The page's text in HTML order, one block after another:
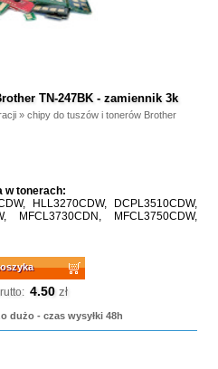
TN-247BK - zamiennik 3k
»chipy do tuszów i tonerów Brother
w tonerach:
HLL3270CDW, DCPL3510CDW,
MFCL3730CDN, MFCL3750CDW,
4.50 zł
dużo - czas wysyłki 48h